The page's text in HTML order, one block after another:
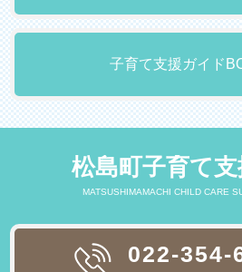
子育て支援ガイド
松島町子育て
MATSUSHIMAMACHI CHILD CARE
022-354-